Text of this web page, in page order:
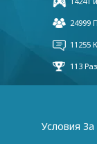
Условия